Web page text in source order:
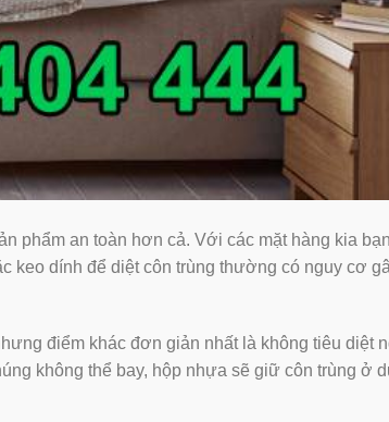
phẩm an toàn hơn cả. Với các mặt hàng kia
keo dính để diệt côn trùng thường có nguy cơ
điểm khác đơn giản nhất là không tiêu diệt
không thể bay, hộp nhựa sẽ giữ côn trùng ở